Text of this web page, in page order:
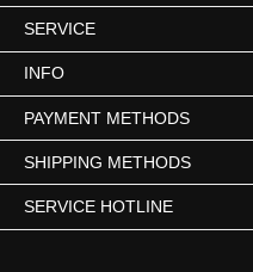
SERVICE
INFO
PAYMENT METHODS
SHIPPING METHODS
SERVICE HOTLINE